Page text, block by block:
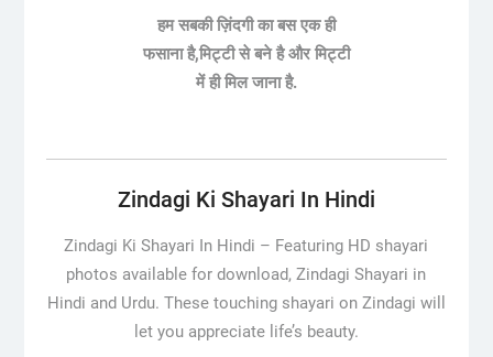
हम सबकी ज़िंदगी का बस एक ही
फसाना है,मिट्टी से बने है और मिट्टी
में ही मिल जाना है.
Zindagi Ki Shayari In Hindi
Zindagi Ki Shayari In Hindi – Featuring HD shayari
photos available for download, Zindagi Shayari in
Hindi and Urdu. These touching shayari on Zindagi will
let you appreciate life’s beauty.